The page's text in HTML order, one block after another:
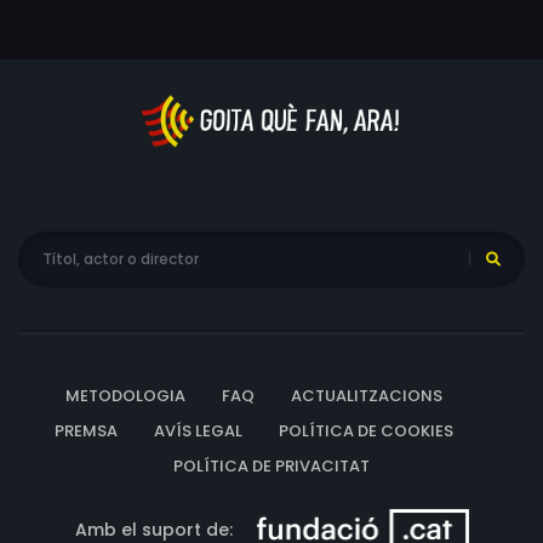
METODOLOGIA FAQ
ACTUALITZACIONS
PREMSA
AVÍS LEGAL
POLÍTICA DE COOKIES
POLÍTICA DE PRIVACITAT
Amb el suport de: